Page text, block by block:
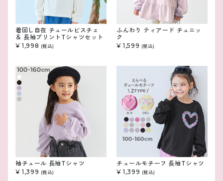
着回し自在 チュールビスチェ
＆ 長袖プリントTシャツセット
¥ 1,998 (税込)
ふんわり ティアード チュニッ
ク
¥ 1,599 (税込)
袖チュール 長袖Tシャツ
¥ 1,399 (税込)
チュールモチーフ 長袖Tシャツ
¥ 1,399 (税込)